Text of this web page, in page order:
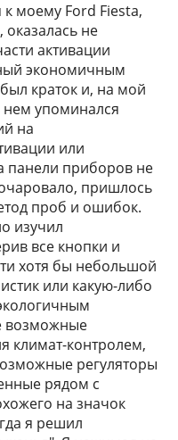
к моему Ford Fiesta,
не
активации
экономичным
краток и, на мой
нем упоминался
на
или
панели приборов не
пришлось
проб и ошибок.
изучил
все кнопки и
хотя бы небольшой
или какую-либо
возможные
климат-контролем,
регуляторы
рядом с
на значок
я решил